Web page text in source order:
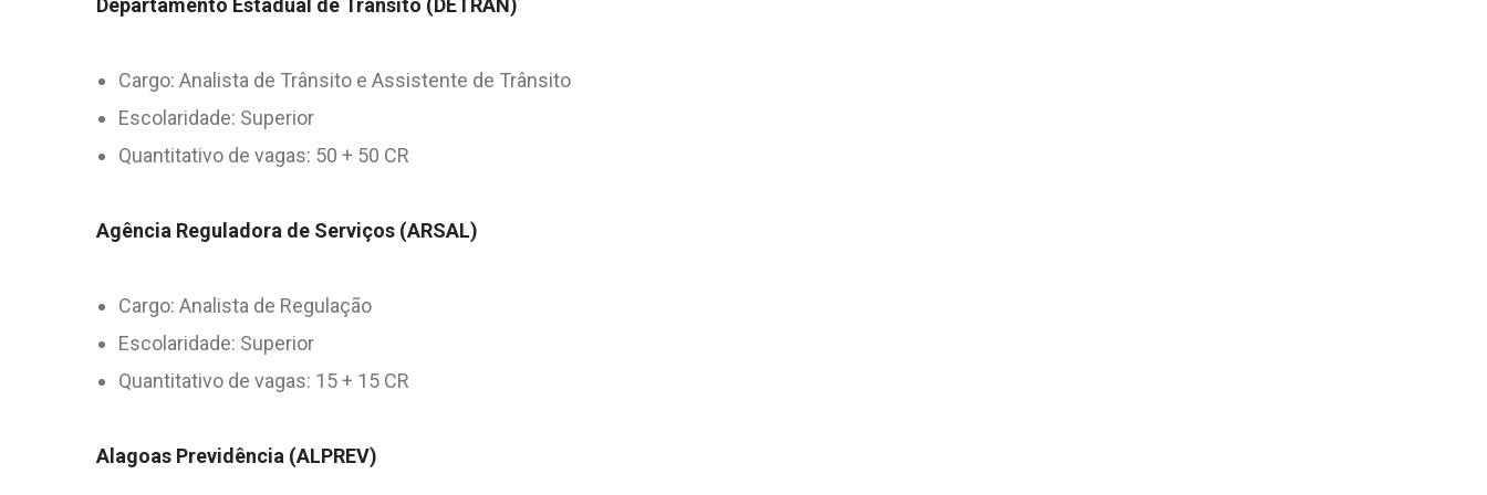
Departamento Estadual de Trânsito (DETRAN)
Cargo: Analista de Trânsito e Assistente de Trânsito
Escolaridade: Superior
Quantitativo de vagas: 50 + 50 CR
Agência Reguladora de Serviços (ARSAL)
Cargo: Analista de Regulação
Escolaridade: Superior
Quantitativo de vagas: 15 + 15 CR
Alagoas Previdência (ALPREV)